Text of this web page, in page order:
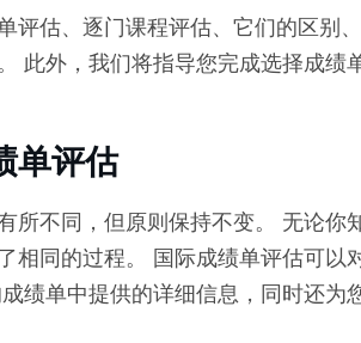
评估、逐门课程评估、它们的区别
此外，我们将指导您完成选择成绩
单评估
所不同，但原则保持不变。 无论你
相同的过程。 国际成绩单评估可以
绩单中提供的详细信息，同时还为